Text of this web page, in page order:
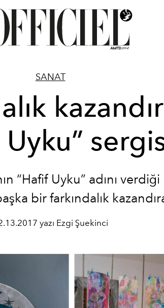
SANAT
“Hafif Uyku” adını
bir farkındalık
yazı Ezgi Şuekinci